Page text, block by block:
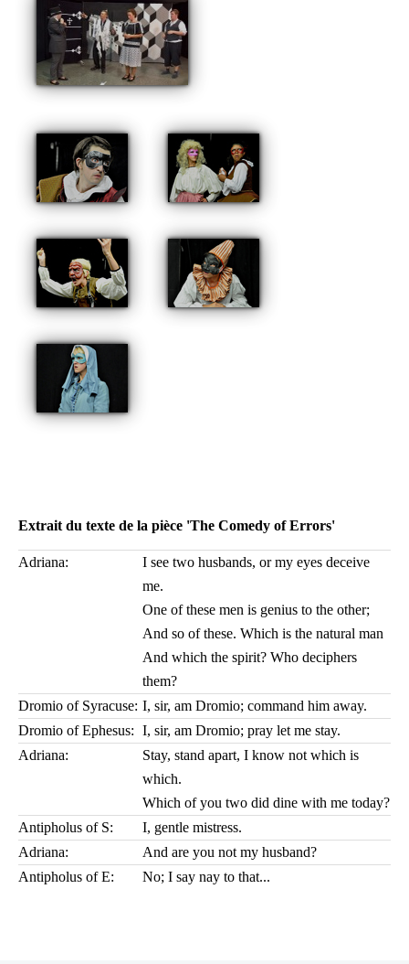
Extrait du texte de la pièce 'The Comedy of Errors'
Adriana:
I see two husbands, or my eyes deceive
me.
One of these men is genius to the other;
And so of these. Which is the natural man
And which the spirit? Who deciphers
them?
Dromio of Syracuse: I, sir, am Dromio; command him away.
Dromio of Ephesus: I, sir, am Dromio; pray let me stay.
Adriana:
Stay, stand apart, I know not which is
which.
Which of you two did dine with me today?
Antipholus of S:
I, gentle mistress.
Adriana:
And are you not my husband?
Antipholus of E:
No; I say nay to that...